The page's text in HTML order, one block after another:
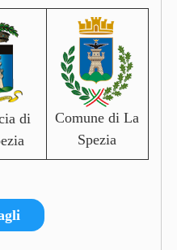
di
Comune di La
Spezia